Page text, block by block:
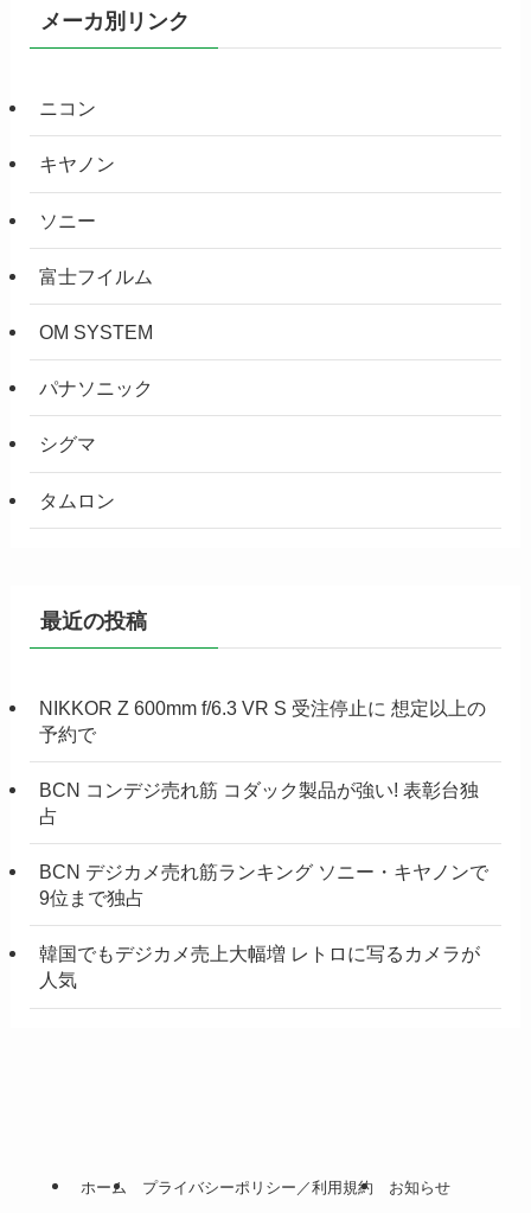
メーカ別リンク
ニコン
キヤノン
ソニー
富士フイルム
OM SYSTEM
パナソニック
シグマ
タムロン
最近の投稿
NIKKOR Z 600mm f/6.3 VR S 受注停止に 想定以上の
予約で
BCN コンデジ売れ筋 コダック製品が強い! 表彰台独
占
BCN デジカメ売れ筋ランキング ソニー・キヤノンで
9位まで独占
韓国でもデジカメ売上大幅増 レトロに写るカメラが
人気
ホーム プライバシーポリシー／利用規約 お知らせ